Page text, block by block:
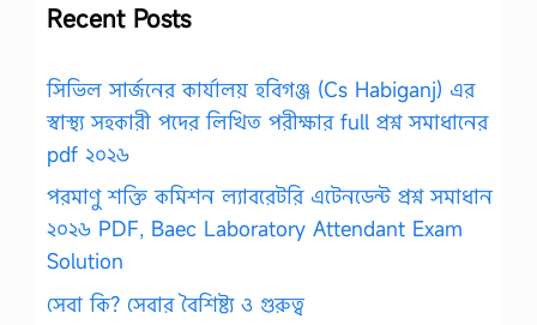
Recent Posts
সিভিল সার্জনের কার্যালয় হবিগঞ্জ (Cs Habiganj) এর
স্বাস্থ্য সহকারী পদের লিখিত পরীক্ষার full প্রশ্ন সমাধানের
pdf ২০২৬
পরমাণু শক্তি কমিশন ল্যাবরেটরি এটেনডেন্ট প্রশ্ন সমাধান
২০২৬ PDF, Baec Laboratory Attendant Exam
Solution
সেবা কি? সেবার বৈশিষ্ট্য ও গুরুত্ব